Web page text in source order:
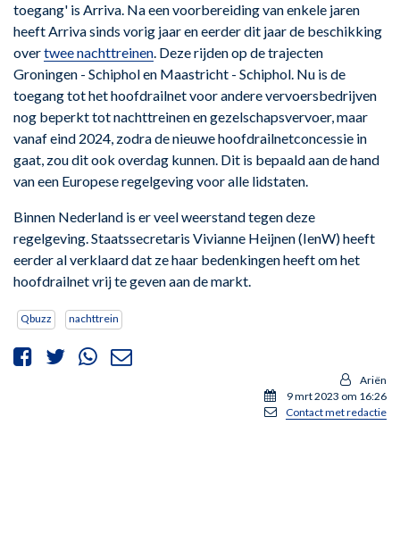
toegang' is Arriva. Na een voorbereiding van enkele jaren
heeft Arriva sinds vorig jaar en eerder dit jaar de beschikking
overtwee nachttreinen. Deze rijden op de trajecten
Groningen - Schiphol en Maastricht - Schiphol. Nu is de
toegang tot het hoofdrailnet voor andere vervoersbedrijven
nog beperkt tot nachttreinen en gezelschapsvervoer, maar
vanaf eind 2024, zodra de nieuwe hoofdrailnetconcessie in
gaat, zou dit ook overdag kunnen. Dit is bepaald aan de hand
van een Europese regelgeving voor alle lidstaten.
Binnen Nederland is er veel weerstand tegen deze
regelgeving. Staatssecretaris Vivianne Heijnen (IenW) heeft
eerder al verklaard dat ze haar bedenkingen heeft om het
hoofdrailnet vrij te geven aan de markt.
Qbuzz nachttrein
Ariën
9 mrt 2023 om 16:26
Contact met redactie